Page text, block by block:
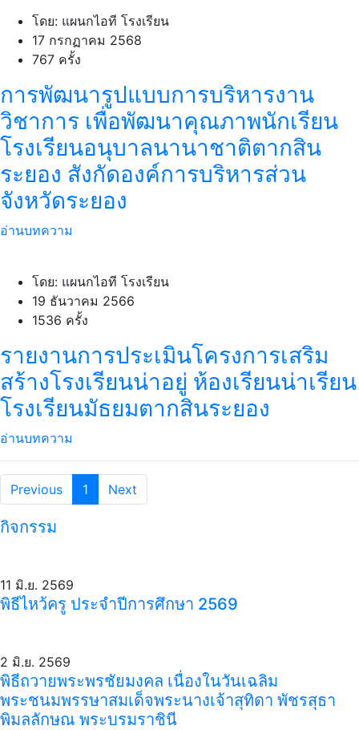
โดย: แผนกไอที โรงเรียน
17 กรกฏาคม 2568
767 ครั้ง
การพัฒนารูปแบบการบริหารงาน
วิชาการ เพื่อพัฒนาคุณภาพนักเรียน
โรงเรียนอนุบาลนานาชาติตากสิน
ระยอง สังกัดองค์การบริหารส่วน
จังหวัดระยอง
อ่านบทความ
โดย: แผนกไอที โรงเรียน
19 ธันวาคม 2566
1536 ครั้ง
รายงานการประเมินโครงการเสริม
สร้างโรงเรียนน่าอยู่ ห้องเรียนน่าเรียน
โรงเรียนมัธยมตากสินระยอง
อ่านบทความ
Previous 1 Next
กิจกรรม
11 มิ.ย. 2569
พิธีไหว้ครู ประจำปีการศึกษา 2569
2 มิ.ย. 2569
พิธีถวายพระพรชัยมงคล เนื่องในวันเฉลิม
พระชนมพรรษาสมเด็จพระนางเจ้าสุทิดา พัชรสุธา
พิมลลักษณ พระบรมราชินี